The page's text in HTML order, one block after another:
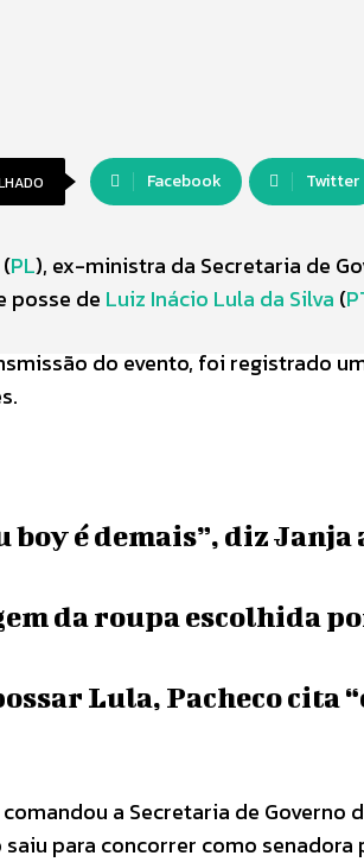
Facebook Twitter
(PL), ex-ministra da Secretaria de
posse de Luiz Inácio Lula da Silva (
do evento, foi registrado
boy é demais”, diz
da roupa escolhida
Lula, Pacheco cita
a Secretaria de
saiu para concorrer como